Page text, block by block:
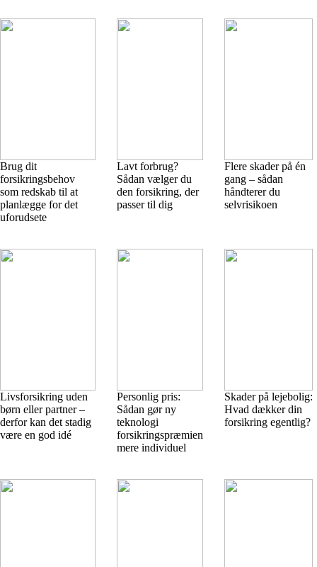
Brug dit
forsikringsbehov
som redskab til at
planlægge for det
uforudsete
Lavt forbrug?
Sådan vælger du
den forsikring, der
passer til dig
Flere skader på én
gang – sådan
håndterer du
selvrisikoen
Livsforsikring uden
børn eller partner –
derfor kan det stadig
være en god idé
Personlig pris:
Sådan gør ny
teknologi
forsikringspræmien
mere individuel
Skader på lejebolig:
Hvad dækker din
forsikring egentlig?